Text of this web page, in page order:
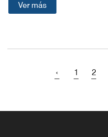
Ver más
‹ 1 2